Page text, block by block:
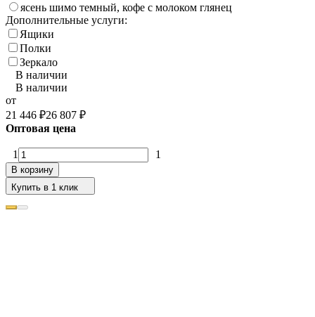
ясень шимо темный, кофе с молоком глянец
Дополнительные услуги:
Ящики
Полки
Зеркало
В наличии
В наличии
от
21 446 ₽26 807 ₽
Оптовая цена
1 1
В корзину
Купить в 1 клик